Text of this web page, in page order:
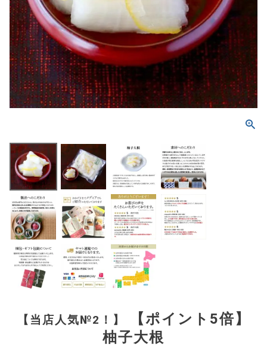
【当店人気№2！】
【ポイント5倍】
柚子大根